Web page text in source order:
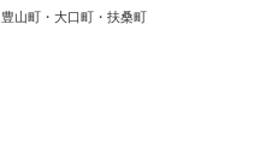
山町・大口町・扶桑町